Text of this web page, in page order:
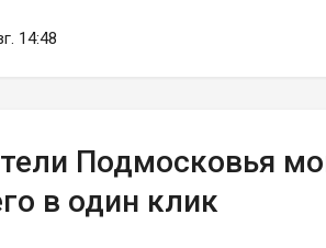
14:48
Подмосковья
в один клик